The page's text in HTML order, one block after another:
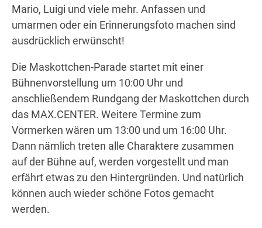
Mario, Luigi und viele mehr. Anfassen und
umarmen oder ein Erinnerungsfoto machen sind
ausdrücklich erwünscht!
Die Maskottchen-Parade startet mit einer
Bühnenvorstellung um 10:00 Uhr und
anschließendem Rundgang der Maskottchen durch
das MAX.CENTER. Weitere Termine zum
Vormerken wären um 13:00 und um 16:00 Uhr.
Dann nämlich treten alle Charaktere zusammen
auf der Bühne auf, werden vorgestellt und man
erfährt etwas zu den Hintergründen. Und natürlich
können auch wieder schöne Fotos gemacht
werden.